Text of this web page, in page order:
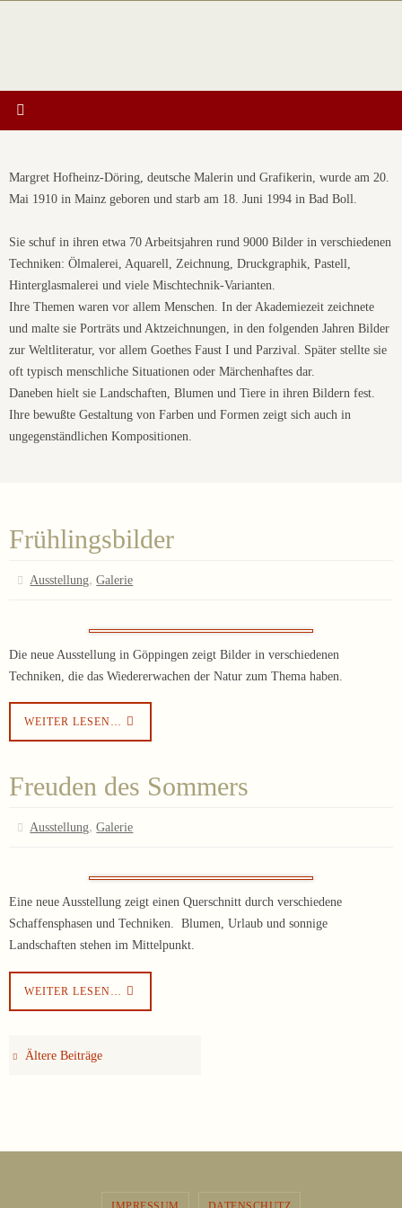
Margret Hofheinz-Döring, deutsche Malerin und Grafikerin, wurde am 20.
Mai 1910 in Mainz geboren und starb am 18. Juni 1994 in Bad Boll.
Sie schuf in ihren etwa 70 Arbeitsjahren rund 9000 Bilder in verschiedenen
Techniken: Ölmalerei, Aquarell, Zeichnung, Druckgraphik, Pastell,
Hinterglasmalerei und viele Mischtechnik-Varianten.
Ihre Themen waren vor allem Menschen. In der Akademiezeit zeichnete
und malte sie Porträts und Aktzeichnungen, in den folgenden Jahren Bilder
zur Weltliteratur, vor allem Goethes Faust I und Parzival. Später stellte sie
oft typisch menschliche Situationen oder Märchenhaftes dar.
Daneben hielt sie Landschaften, Blumen und Tiere in ihren Bildern fest.
Ihre bewußte Gestaltung von Farben und Formen zeigt sich auch in
ungegenständlichen Kompositionen.
Frühlingsbilder
Ausstellung,Galerie
Die neue Ausstellung in Göppingen zeigt Bilder in verschiedenen
Techniken, die das Wiedererwachen der Natur zum Thema haben.
WEITER LESEN…
Freuden des Sommers
Ausstellung,Galerie
Eine neue Ausstellung zeigt einen Querschnitt durch verschiedene
Schaffensphasen und Techniken. Blumen, Urlaub und sonnige
Landschaften stehen im Mittelpunkt.
WEITER LESEN…
Ältere Beiträge